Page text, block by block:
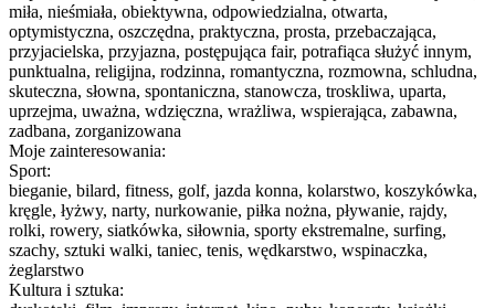
miła, nieśmiała, obiektywna, odpowiedzialna, otwarta,
optymistyczna, oszczędna, praktyczna, prosta, przebaczająca,
przyjacielska, przyjazna, postępująca fair, potrafiąca służyć innym,
punktualna, religijna, rodzinna, romantyczna, rozmowna, schludna,
skuteczna, słowna, spontaniczna, stanowcza, troskliwa, uparta,
uprzejma, uważna, wdzięczna, wrażliwa, wspierająca, zabawna,
zadbana, zorganizowana
Moje zainteresowania:
Sport:
bieganie, bilard, fitness, golf, jazda konna, kolarstwo, koszykówka,
kręgle, łyżwy, narty, nurkowanie, piłka nożna, pływanie, rajdy,
rolki, rowery, siatkówka, siłownia, sporty ekstremalne, surfing,
szachy, sztuki walki, taniec, tenis, wędkarstwo, wspinaczka,
żeglarstwo
Kultura i sztuka: